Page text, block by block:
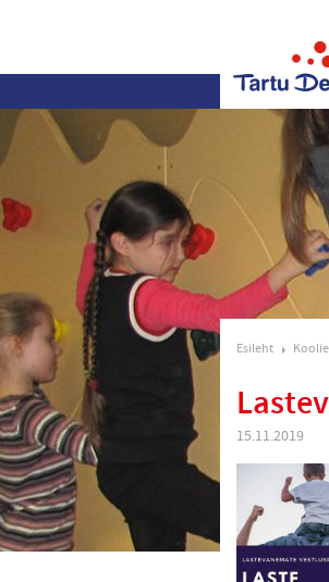
Esileht
15.11.2019